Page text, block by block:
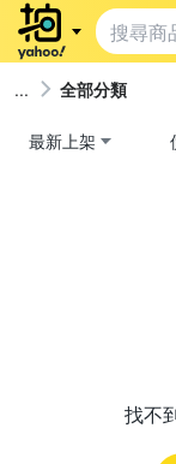
全部分類
最新上架
找不